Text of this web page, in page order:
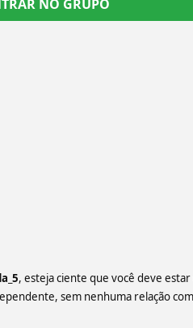
NO GRUPO
, esteja ciente que você deve
sem nenhuma relação